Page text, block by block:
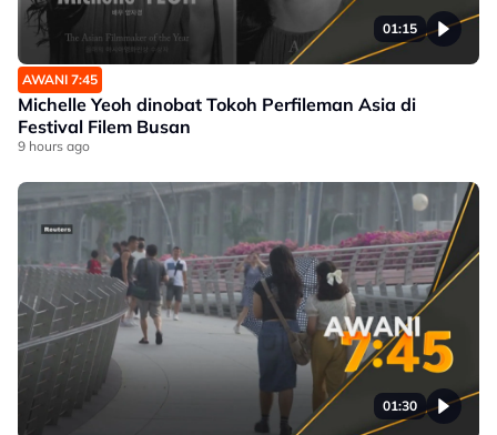
01:15
AWANI 7:45
Michelle Yeoh dinobat Tokoh Perfileman Asia di
Festival Filem Busan
9 hours ago
01:30